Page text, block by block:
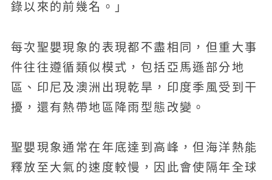
錄以來的前幾名。」
每次聖嬰現象的表現都不盡相同，但重大事
件往往遵循類似模式，包括亞馬遜部分地
區、印尼及澳洲出現乾旱，印度季風受到干
擾，還有熱帶地區降雨型態改變。
聖嬰現象通常在年底達到高峰，但海洋熱能
釋放至大氣的速度較慢，因此會使隔年全球